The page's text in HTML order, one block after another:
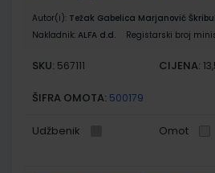
Autor(i): Težak Gabelica Marjanović
Nakladnik: ALFA d.d. Registarski broj
SKU: 567111 CIJENA:
ŠIFRA OMOTA: 500179
Udžbenik Omot